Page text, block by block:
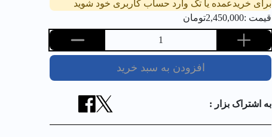
برای خریدعمده یا تک وارد حساب کاربری خود شوید
قیمت :2,450,000تومان
1
افزودن به سبد خرید
به اشتراک بزار :